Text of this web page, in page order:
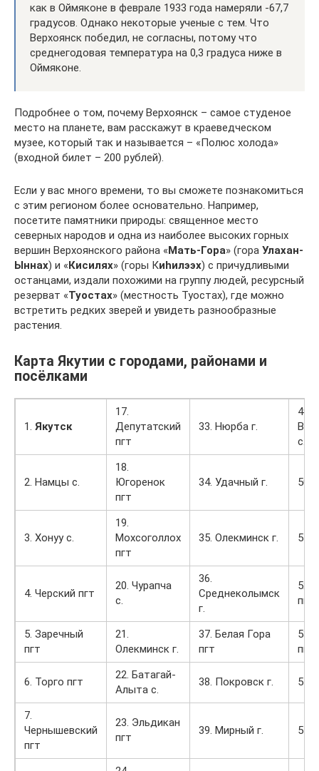
как в Оймяконе в феврале 1933 года намеряли -67,7
градусов. Однако некоторые ученые с тем. Что
Верхоянск победил, не согласны, потому что
среднегодовая температура на 0,3 градуса ниже в
Оймяконе.
Подробнее о том, почему Верхоянск – самое студеное
место на планете, вам расскажут в краеведческом
музее, который так и называется – «Полюс холода»
(входной билет – 200 рублей).
Если у вас много времени, то вы сможете познакомиться
с этим регионом более основательно. Например,
посетите памятники природы: священное место
северных народов и одна из наиболее высоких горных
вершин Верхоянского района «Мать-Гора» (гора Улахан-
Ыннах) и «Кисилях» (горы Киhилээх) с причудливыми
останцами, издали похожими на группу людей, ресурсный
резерват «Туостах» (местность Туостах), где можно
встретить редких зверей и увидеть разнообразные
растения.
Карта Якутии с городами, районами и
посёлками
1. Якутск
17.
Депутатский
пгт
33. Нюрба г.
49.
с.
2. Намцы с.
18.
Югоренок
пгт
34. Удачный г. 50.
3. Хонуу с.
19.
Мохсоголлох
пгт
35. Олекминск г. 51.
4. Черский пгт
20. Чурапча
с.
36.
Среднеколымск
г.
52.
пгт
5. Заречный
пгт
21.
Олекминск г.
37. Белая Гора
пгт
53.
пгт
6. Торго пгт
22. Батагай-
Алыта с.
38. Покровск г. 54.
7.
Чернышевский
пгт
23. Эльдикан
пгт
39. Мирный г. 55.